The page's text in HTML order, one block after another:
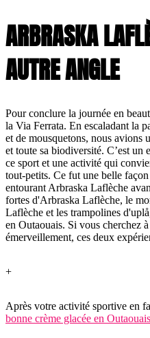
ARBRASKA
AUTRE ANGLE
Pour conclure la journée en
la Via Ferrata. En escaladant la
et de mousquetons, nous avions
et toute sa biodiversité. C’est
ce sport et une activité qui
tout-petits. Ce fut une belle
entourant Arbraska Laflèche
fortes d'Arbraska Laflèche, le
Laflèche et les trampolines
en Outaouais. Si vous cherchez
émerveillement, ces deux
+
Après votre activité sportive en
bonne crème glacée en Outaouais